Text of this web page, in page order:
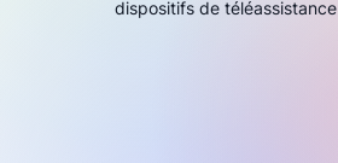
dispositifs de téléassistance